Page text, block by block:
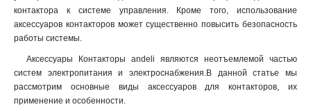
контактора к системе управления. Кроме того, использование
аксессуаров контакторов может существенно повысить безопасность
работы системы.
Аксессуары Контакторы andeli являются неотъемлемой частью
систем электропитания и электроснабжения.В данной статье мы
рассмотрим основные виды аксессуаров для контакторов, их
применение и особенности.